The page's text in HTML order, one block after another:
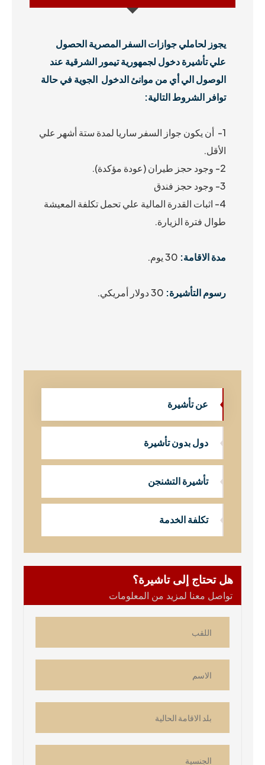
يجوز لحاملي جوازات السفر المصرية الحصول
علي تأشيرة دخول لجمهورية تيمور الشرقية عند
الوصول الي أي من موانئالدخول الجوية في حالة
توافر الشروط التالية:
1- أن يكون جواز السفر ساريا لمدة ستة أشهر علي
الأقل.
2- وجود حجز طيران (عودة مؤكدة).
3- وجود حجز فندق
4- اثبات القدرة المالية علي تحمل تكلفة المعيشة
طوال فترة الزيارة.
مدة الاقامة: 30 يوم.
رسوم التأشيرة: 30 دولار أمريكي.
عن تأشيرة
دول بدون تأشيرة
تأشيرة التشنجن
تكلفة الخدمة
هل تحتاج إلى تاشيرة؟
تواصل معنا لمزيد من المعلومات